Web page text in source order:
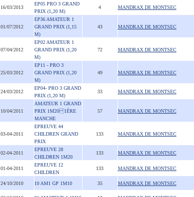
16/03/2013
EP05 PRO 3 GRAND
PRIX (1,20 M)
4 MANDRAX DE MONTSEC
01/07/2012
EP36 AMATEUR 1
GRAND PRIX (1,15
M)
43 MANDRAX DE MONTSEC
07/04/2012
EP02 AMATEUR 1
GRAND PRIX (1,20
M)
72 MANDRAX DE MONTSEC
25/03/2012
EP11 - PRO 3
GRAND PRIX (1,20
M)
49 MANDRAX DE MONTSEC
24/03/2012
EP04- PRO 3 GRAND
PRIX (1,20 M)
33 MANDRAX DE MONTSEC
10/04/2011
AMATEUR 1 GRAND
PRIX 1M20 1ÈRE
MANCHE
57 MANDRAX DE MONTSEC
03-04-2011
EPREUVE 44
CHILDREN GRAND
PRIX
133 MANDRAX DE MONTSEC
02-04-2011
EPREUVE 28
CHILDREN 1M20
133 MANDRAX DE MONTSEC
01-04-2011
EPREUVE 12
CHILDREN
133 MANDRAX DE MONTSEC
24/10/2010 10 AM1 GP 1M10 35 MANDRAX DE MONTSEC